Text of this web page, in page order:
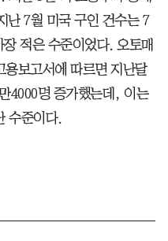
난 7월 미국 구인 건수는 7
적은 수준이었다. 오토매
보고서에 따르면 지난달
4000명 증가했는데, 이는
수준이다.